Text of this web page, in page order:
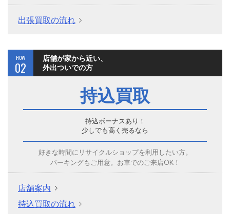
出張買取の流れ
HOW
02
店舗が家から近い、
外出ついでの方
持込買取
持込ボーナスあり！
少しでも高く売るなら
好きな時間にリサイクルショップを利用したい方。
パーキングもご用意。お車でのご来店OK！
店舗案内
持込買取の流れ